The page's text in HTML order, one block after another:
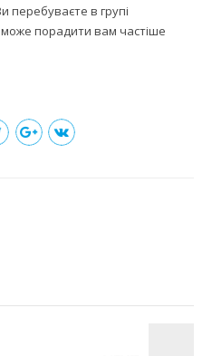
перебуваєте в групі
порадити вам частіше